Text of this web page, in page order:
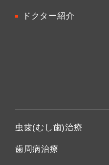
ドクター紹介
虫歯(むし歯)治療
歯周病治療